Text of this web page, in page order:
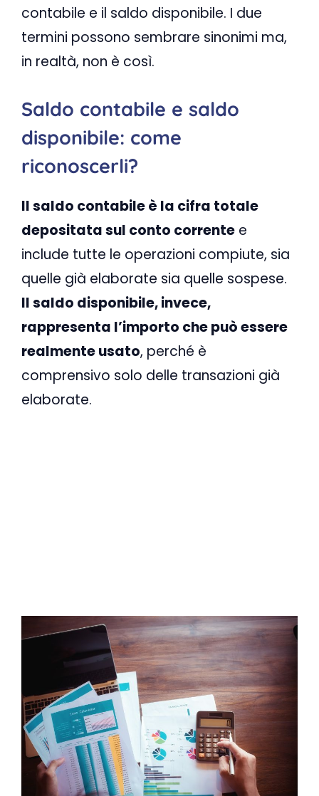
contabile e il saldo disponibile. I due
termini possono sembrare sinonimi ma,
in realtà, non è così.
Saldo contabile e saldo
disponibile: come
riconoscerli?
Il saldo contabile è la cifra totale
depositata sul conto corrente e
include tutte le operazioni compiute, sia
quelle già elaborate sia quelle sospese.
Il saldo disponibile, invece,
rappresenta l’importo che può essere
realmente usato, perché è
comprensivo solo delle transazioni già
elaborate.